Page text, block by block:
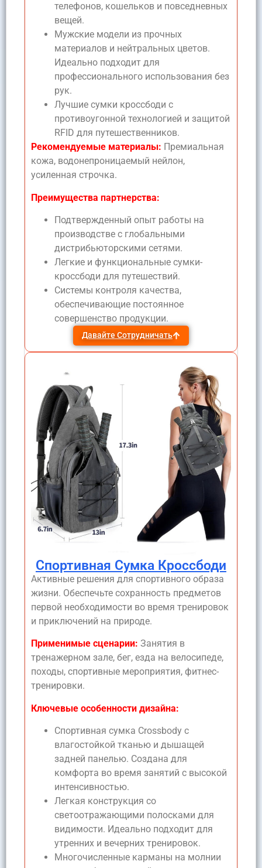
телефонов, кошельков и повседневных
вещей.
Мужские модели из прочных
материалов и нейтральных цветов.
Идеально подходит для
профессионального использования без
рук.
Лучшие сумки кроссбоди с
противоугонной технологией и защитой
RFID для путешественников.
Рекомендуемые материалы: Премиальная
кожа, водонепроницаемый нейлон,
усиленная строчка.
Преимущества партнерства:
Подтвержденный опыт работы на
производстве с глобальными
дистрибьюторскими сетями.
Легкие и функциональные сумки-
кроссбоди для путешествий.
Системы контроля качества,
обеспечивающие постоянное
совершенство продукции.
Давайте Сотрудничать
Спортивная Сумка Кроссбоди
Активные решения для спортивного образа
жизни. Обеспечьте сохранность предметов
первой необходимости во время тренировок
и приключений на природе.
Применимые сценарии: Занятия в
тренажерном зале, бег, езда на велосипеде,
походы, спортивные мероприятия, фитнес-
тренировки.
Ключевые особенности дизайна:
Спортивная сумка Crossbody с
влагостойкой тканью и дышащей
задней панелью. Создана для
комфорта во время занятий с высокой
интенсивностью.
Легкая конструкция со
светоотражающими полосками для
видимости. Идеально подходит для
утренних и вечерних тренировок.
Многочисленные карманы на молнии